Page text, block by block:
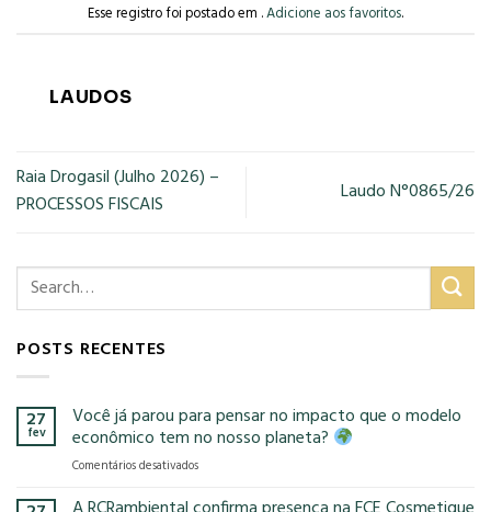
Esse registro foi postado em .Adicione aos favoritos.
LAUDOS
Raia Drogasil (Julho 2026) –
PROCESSOS FISCAIS
Laudo N°0865/26
POSTS RECENTES
27
fev
Você já parou para pensar no impacto que o modelo
econômico tem no nosso planeta?
Comentários desativadosem
já